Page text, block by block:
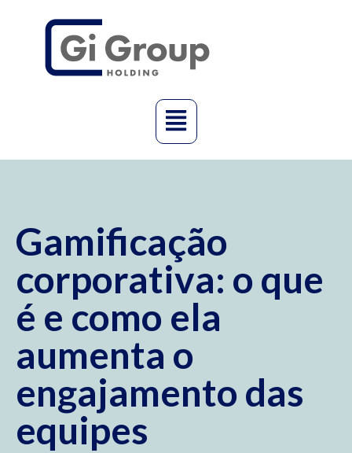
Gamificação
corporativa: o que
é e como ela
aumenta o
engajamento das
equipes